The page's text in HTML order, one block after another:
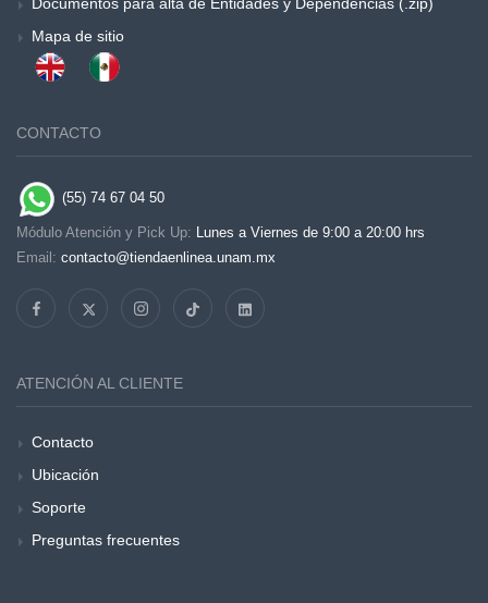
Mapa de sitio
CONTACTO
(55) 74 67 04 50
Módulo Atención y Pick Up: Lunes a Viernes de 9:00 a 20:00 hrs
Email: contacto@tiendaenlinea.unam.mx
ATENCIÓN AL CLIENTE
Contacto
Ubicación
Soporte
Preguntas frecuentes